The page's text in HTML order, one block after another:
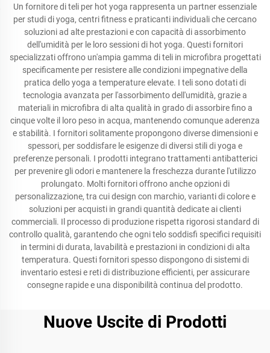
Un fornitore di teli per hot yoga rappresenta un partner essenziale
per studi di yoga, centri fitness e praticanti individuali che cercano
soluzioni ad alte prestazioni e con capacità di assorbimento
dell'umidità per le loro sessioni di hot yoga. Questi fornitori
specializzati offrono un'ampia gamma di teli in microfibra progettati
specificamente per resistere alle condizioni impegnative della
pratica dello yoga a temperature elevate. I teli sono dotati di
tecnologia avanzata per l'assorbimento dell'umidità, grazie a
materiali in microfibra di alta qualità in grado di assorbire fino a
cinque volte il loro peso in acqua, mantenendo comunque aderenza
e stabilità. I fornitori solitamente propongono diverse dimensioni e
spessori, per soddisfare le esigenze di diversi stili di yoga e
preferenze personali. I prodotti integrano trattamenti antibatterici
per prevenire gli odori e mantenere la freschezza durante l'utilizzo
prolungato. Molti fornitori offrono anche opzioni di
personalizzazione, tra cui design con marchio, varianti di colore e
soluzioni per acquisti in grandi quantità dedicate ai clienti
commerciali. Il processo di produzione rispetta rigorosi standard di
controllo qualità, garantendo che ogni telo soddisfi specifici requisiti
in termini di durata, lavabilità e prestazioni in condizioni di alta
temperatura. Questi fornitori spesso dispongono di sistemi di
inventario estesi e reti di distribuzione efficienti, per assicurare
consegne rapide e una disponibilità continua del prodotto.
Nuove Uscite di Prodotti